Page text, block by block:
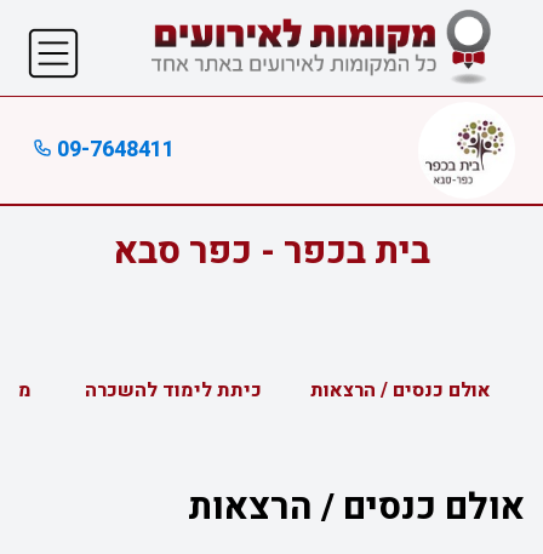
09-7648411
בית בכפר - כפר סבא
אולם כנסים / הרצאות כיתת לימוד להשכרה
אולם כנסים / הרצאות